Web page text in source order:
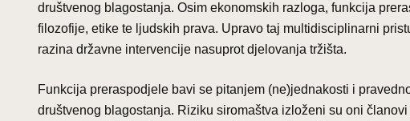
društvenog blagostanja. Osim ekonomskih razloga, funkcija
filozofije, etike te ljudskih prava. Upravo taj multidisciplinarni
razina državne intervencije nasuprot djelovanja tržišta.
Funkcija preraspodjele bavi se pitanjem (ne)jednakosti i
društvenog blagostanja. Riziku siromaštva izloženi su oni